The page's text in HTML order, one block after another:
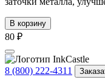
В корзину
80 ₽
8 (800) 222-4311